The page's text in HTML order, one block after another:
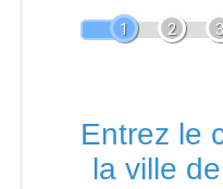
1 2 3
Entrez le
la ville